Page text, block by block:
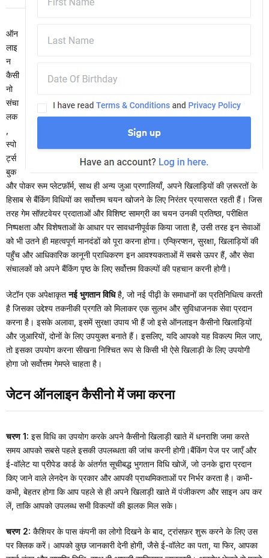
ऑन
लाइ
न
कैसी
नो
संचा
लक
स्पो
र्ट्स
बुक
और पोकर रूम प्लेटफ़ॉर्म, साथ ही अन्य जुआ प्रणालियाँ, अपने खिलाड़ियों की ज़रूरतों के
हिसाब से बैंकिंग विधियों का सर्वोत्तम चयन खोजने के लिए निरंतर प्रयासरत रहती हैं। जिस
तरह गेम सॉफ़्टवेयर प्रदाताओं और विशिष्ट सामग्री का चयन उनकी प्रतिष्ठा, परीक्षित
निष्पक्षता और विशेषताओं के आधार पर सावधानीपूर्वक किया जाता है, उसी तरह इन सेवाओं
को भी उतने ही महत्वपूर्ण मानदंडों को पूरा करना होगा। एन्क्रिप्शन, सुरक्षा, खिलाड़ियों की
पहुँच और आधिकारिक कानूनी प्राधिकरण इन आवश्यकताओं में सबसे ऊपर हैं, और सेवा
संचालकों को अपने बैंकिंग पृष्ठ के लिए सर्वोत्तम विकल्पों की पहचान करनी होगी।
जेटॉन एक अपेक्षाकृतनई भुगतान विधिहै, जो नई पीढ़ी के समाधानों का प्रतिनिधित्व करती
है जिसका उद्देश्य तकनीकी प्रगति को मिलाकर एक सुलभ और सुविधाजनक सेवा प्रदान
करना है। इसके अलावा, इसमें सुरक्षा उपाय भी हैं जो इसे ऑनलाइन कैसीनो खिलाड़ियों
और जुआरियों, दोनों के लिए उपयुक्त बनाते हैं। इसलिए, यदि आपको यह विकल्प मिल जाए,
तो इसका उपयोग करना सीखना निश्चित रूप से किसी भी ऐसे खिलाड़ी के लिए उपयोगी
होगा जो सर्वोत्तम गेमप्ले चाहता है।
जेटन ऑनलाइन कैसीनो में जमा करना
चरण 1: इस विधि का उपयोग करके अपने कैसीनो खिलाड़ी खाते में धनराशि जमा करते
समय आपको सबसे पहले इसकी उपलब्धता की जांच करनी होगी।बैंकिंग पेज पर जाएँ और
ई-वॉलेट या प्रीपेड कार्ड के अंतर्गत सूचीबद्ध भुगतान विधि खोजें, जो उनके द्वारा प्रदान
किए जाने वाले लेनदेन के प्रकार और आपकी प्राथमिकताओं पर निर्भर करता है। कभी-
कभी, बेहतर होगा कि आप पहले से ही अपने खिलाड़ी खाते में पंजीकरण और साइन अप कर
लें, ताकि आपको उपलब्ध सभी विकल्पों की झलक मिल सके।
चरण 2: कैशियर के पास कंपनी का लोगो दिखने के बाद, ट्रांसफ़र शुरू करने के लिए उस
पर क्लिक करें। आपको कुछ जानकारी देनी होगी, जैसे ई-वॉलेट का पता, या फिर, आपका